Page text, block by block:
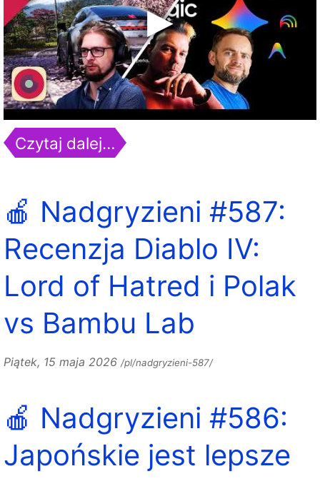
Czytaj dalej…
🍎 Nadgryzieni #587:
Recenzja Diablo IV:
Lord of Hatred i Polak
vs Bambu Lab
Piątek, 15 maja 2026 /pl/nadgryzieni-587/
🍎 Nadgryzieni #586:
Japońskie jest lepsze